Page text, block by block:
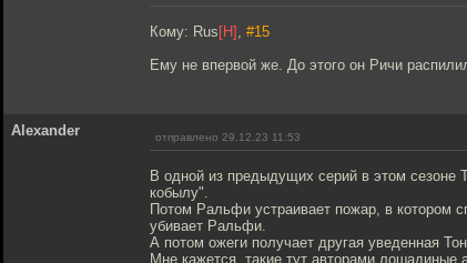
Кому: Rus [H] , #15
Ему не впервой же. До этого он Ричи
Alexander отправлено 29.12.23 11:53
В одной из предыдущих серий в этом сезоне
кобылу".
Потом Ральфи устраивает пожар, в котором
убивает Ральфи.
А потом ожеги получает другая уведенная
Мне кажется, такие тут авторами лошадиные